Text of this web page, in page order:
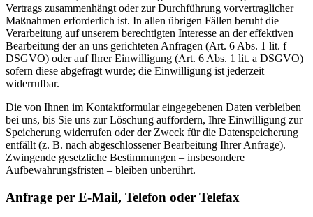
Vertrags zusammenhängt oder zur Durchführung vorvertraglicher
Maßnahmen erforderlich ist. In allen übrigen Fällen beruht die
Verarbeitung auf unserem berechtigten Interesse an der effektiven
Bearbeitung der an uns gerichteten Anfragen (Art. 6 Abs. 1 lit. f
DSGVO) oder auf Ihrer Einwilligung (Art. 6 Abs. 1 lit. a DSGVO)
sofern diese abgefragt wurde; die Einwilligung ist jederzeit
widerrufbar.
Die von Ihnen im Kontaktformular eingegebenen Daten verbleiben
bei uns, bis Sie uns zur Löschung auffordern, Ihre Einwilligung zur
Speicherung widerrufen oder der Zweck für die Datenspeicherung
entfällt (z. B. nach abgeschlossener Bearbeitung Ihrer Anfrage).
Zwingende gesetzliche Bestimmungen – insbesondere
Aufbewahrungsfristen – bleiben unberührt.
Anfrage per E-Mail, Telefon oder Telefax